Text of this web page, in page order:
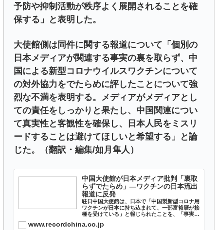
予防や抑制活動が秩序よく展開されることを確
保する」と表明した。
大使館側は同件に関する報道について「個別の
日本メディアが関連する事実の裏を取らず、中
国による新型コロナウイルスワクチンについて
の対外協力をでたらめに評したことについて強
烈な不満を表明する。メディアがメディアとし
ての責任をしっかりと果たし、中国関連につい
て真実性と客観性を確保し、日本人民をミスリ
ードすることは避けてほしいと希望する」と論
じた。（翻訳・編集/如月隼人）
中国大使館が日本メディア批判「裏取
らずでたらめ」―ワクチンの日本流出
報道に反発
駐日中国大使館は、日本で「中国製新型コロナ用
ワクチンが日本に持ち込まれて、一部富裕層が接
種を受けている」と報じられたことを、「事実の
た。
www.recordchina.co.jp